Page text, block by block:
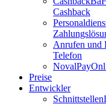
Cashback
Anrufen und
Telefon
NovalPay
Preise
Entwickler
Schnittstellen